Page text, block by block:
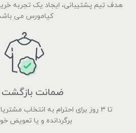
هدف تیم پشتیبانی، ایجاد یک تجربه
کیامورس می
ضمانت بازگشت
تا ۳ روز برای احترام به انتخاب
برگردانده و یا تعویض